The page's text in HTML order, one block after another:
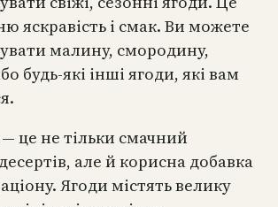
яскравість і смак. Ви можете
малину, смородину,
будь-які інші ягоди, які вам
— це не тільки смачний
але й корисна добавка
Ягоди містять велику